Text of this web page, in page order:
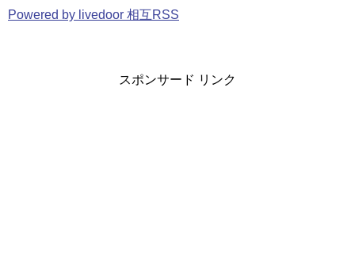
Powered by livedoor 相互RSS
スポンサード リンク